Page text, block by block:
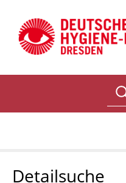
Detailsuche